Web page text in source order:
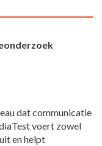
dat communicatie
voert zowel
en helpt